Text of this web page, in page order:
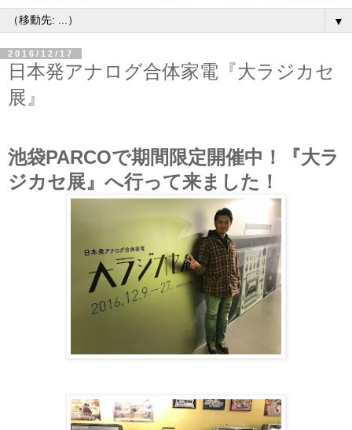
▼
2016/12/17
日本発アナログ合体家電『大ラジカセ
展』
池袋PARCOで期間限定開催中！『大ラ
ジカセ展』へ行って来ました！